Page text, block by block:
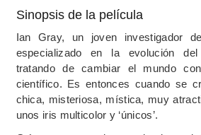
Sinopsis de la película
Ian Gray, un joven investigador
especializado en la evolución
tratando de cambiar el mundo
científico. Es entonces cuando se
chica, misteriosa, mística, muy
unos iris multicolor y ‘únicos’.